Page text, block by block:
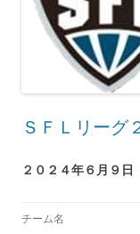
ＳＦＬリーグ
２０２４年６月９日
チーム名